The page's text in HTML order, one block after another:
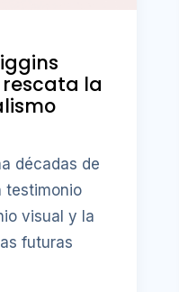
la
décadas de
testimonio
visual y la
futuras